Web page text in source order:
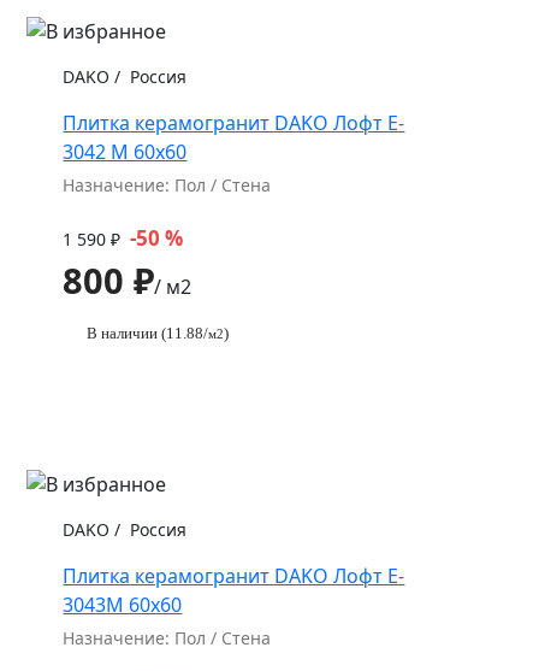
DAKO / Россия
Плитка керамогранит DAKO Лофт E-
3042 M 60x60
Назначение: Пол / Стена
1 590 ₽ -50 %
800 ₽/ м2
В наличии (11.88/м2)
DAKO / Россия
Плитка керамогранит DAKO Лофт E-
3043M 60x60
Назначение: Пол / Стена